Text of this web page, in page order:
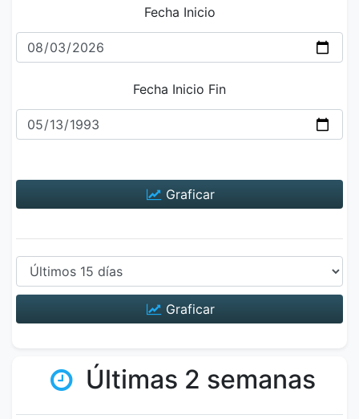
Fecha Inicio
Fecha Inicio Fin
Graficar
Graficar
Últimas 2 semanas